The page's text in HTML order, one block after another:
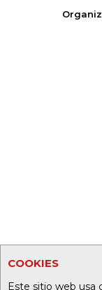
COOKIES
Este sitio web usa